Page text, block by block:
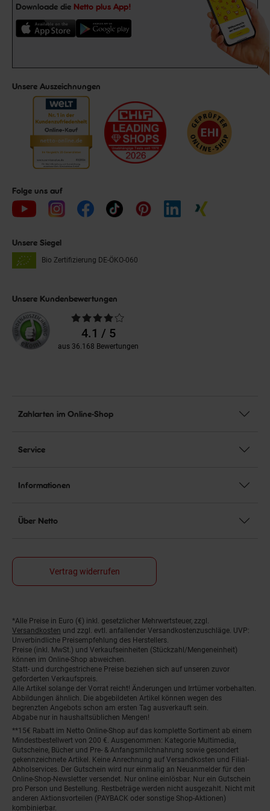
Downloade die Netto plus App!
Unsere Auszeichnungen
Folge uns auf
Unsere Siegel
Bio Zertifizierung DE-ÖKO-060
Unsere Kundenbewertungen
Durchschnittliche
Bewertungen4.1 / 5
aus 36.168 Bewertungen
Zahlarten im Online-Shop
Service
Informationen
Über Netto
Vertrag widerrufen
Fußnoten
*Alle Preise in Euro (€) inkl. gesetzlicher Mehrwertsteuer, zzgl.
Versandkosten und zzgl. evtl. anfallender Versandkostenzuschläge. UVP:
Unverbindliche Preisempfehlung des Herstellers.
Preise (inkl. MwSt.) und Verkaufseinheiten (Stückzahl/Mengeneinheit)
können im Online-Shop abweichen.
Statt- und durchgestrichene Preise beziehen sich auf unseren zuvor
geforderten Verkaufspreis.
Alle Artikel solange der Vorrat reicht! Änderungen und Irrtümer vorbehalten.
Abbildungen ähnlich. Die abgebildeten Artikel können wegen des
begrenzten Angebots schon am ersten Tag ausverkauft sein.
Abgabe nur in haushaltsüblichen Mengen!
**15€ Rabatt im Netto Online-Shop auf das komplette Sortiment ab einem
Mindestbestellwert von 200 €. Ausgenommen: Kategorie Multimedia,
Gutscheine, Bücher und Pre- & Anfangsmilchnahrung sowie gesondert
gekennzeichnete Artikel. Keine Anrechnung auf Versandkosten und Filial-
Abholservices. Der Gutschein wird nur einmalig an Neuanmelder für den
Online-Shop-Newsletter versendet. Nur online einlösbar. Nur ein Gutschein
pro Person und Bestellung. Restbeträge werden nicht ausgezahlt. Nicht mit
anderen Aktionsvorteilen (PAYBACK oder sonstige Shop-Aktionen)
kombinierbar.